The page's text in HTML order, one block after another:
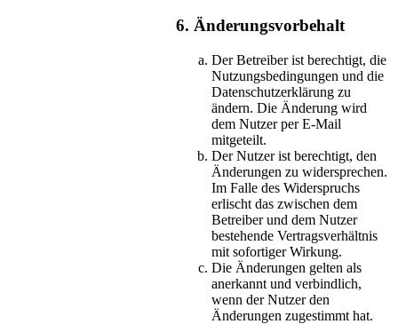
6. Änderungsvorbehalt
Der Betreiber ist berechtigt, die
Nutzungsbedingungen und die
Datenschutzerklärung zu
ändern. Die Änderung wird
dem Nutzer per E-Mail
mitgeteilt.
Der Nutzer ist berechtigt, den
Änderungen zu widersprechen.
Im Falle des Widerspruchs
erlischt das zwischen dem
Betreiber und dem Nutzer
bestehende Vertragsverhältnis
mit sofortiger Wirkung.
Die Änderungen gelten als
anerkannt und verbindlich,
wenn der Nutzer den
Änderungen zugestimmt hat.